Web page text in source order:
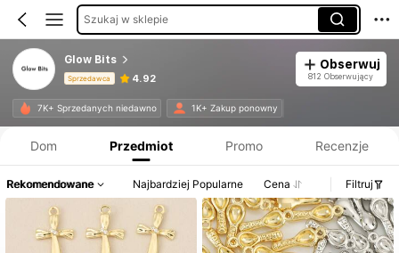
Szukaj w sklepie
Glow Bits
Sprzedawca 4.92
Obserwuj
812 Obserwujący
7K+ Sprzedanych niedawno 1K+ Zakup ponowny
Dom Przedmiot Promo Recenzje
Rekomendowane Najbardziej Popularne Cena Filtruj